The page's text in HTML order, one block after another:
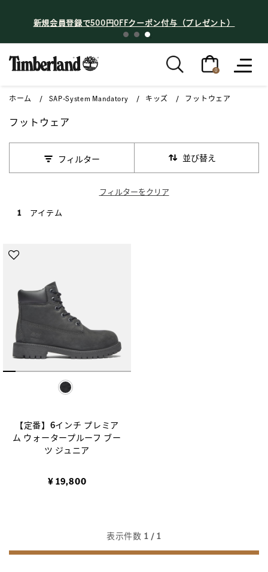
新規会員登録で500円OFFクーポン付与（プレゼント）
0
ホーム SAP-System Mandatory キッズ フットウェア
フットウェア
並び替え
フィルター
フィルターをクリア
1 アイテム
selected
【定番】6インチ プレミア
ム ウォータープルーフ ブー
ツ ジュニア
¥ 19,800
表示件数 1 / 1